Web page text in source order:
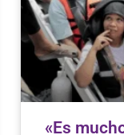
«Es